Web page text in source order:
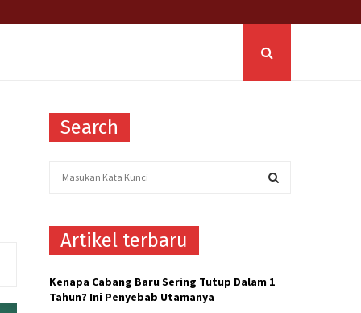
Search
h
o
r
Artikel terbaru
Kenapa Cabang Baru Sering Tutup Dalam 1
Tahun? Ini Penyebab Utamanya